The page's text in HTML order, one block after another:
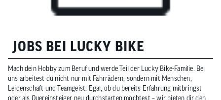
JOBS BEI LUCKY BIKE
Mach dein Hobby zum Beruf und werde Teil der Lucky Bike-Familie. Bei
uns arbeitest du nicht nur mit Fahrrädern, sondern mit Menschen,
Leidenschaft und Teamgeist. Egal, ob du bereits Erfahrung mitbringst
oder als Quereinsteiger neu durchstarten möchtest – wir bieten dir den